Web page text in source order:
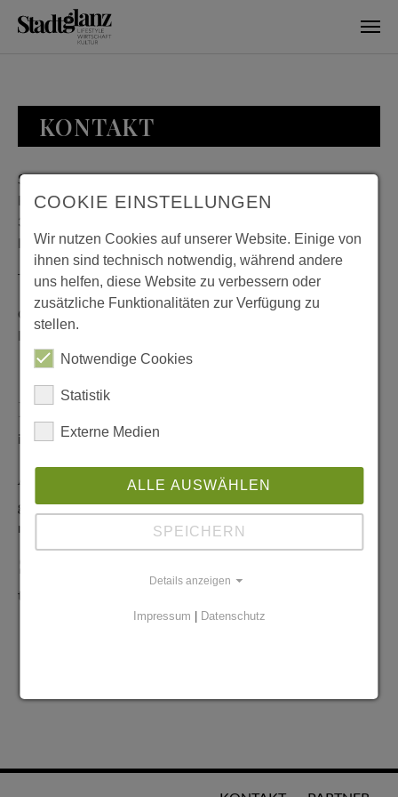
KONTAKT
Stadtglanz / mediaworld GmbH
Bankplatz 8
38100 Braunschweig
Deutschland
Telefon: 0531 482010-20
Geschäftszeiten: Montag bis Donnerstag 08:00 bis 18:00;
Freitag 08:00 bis 15:00
Redaktionelle Anfragen
info@stadtglanz.de
Anzeigen-Service
graen@mediaworldgmbh.deoder
meyer@mediaworldgmbh.de
tipps@stadtglanz.de
COOKIE EINSTELLUNGEN
Wir nutzen Cookies auf unserer Website. Einige von
ihnen sind technisch notwendig, während andere
uns helfen, diese Website zu verbessern oder
zusätzliche Funktionalitäten zur Verfügung zu
stellen.
Notwendige Cookies
Statistik
Externe Medien
ALLE AUSWÄHLEN
SPEICHERN
Details anzeigen
Impressum | Datenschutz